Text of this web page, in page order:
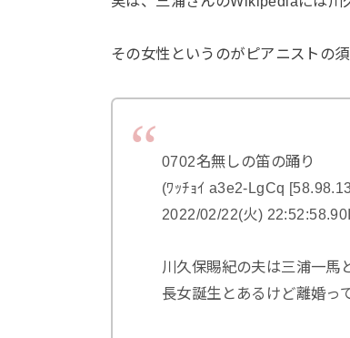
その女性というのがピアニストの須
0702名無しの笛の踊り
(ﾜｯﾁｮｲ a3e2-LgCq
2022/02/22(火)
川久保賜紀の夫は三浦一馬
長女誕生とあるけど離婚っ